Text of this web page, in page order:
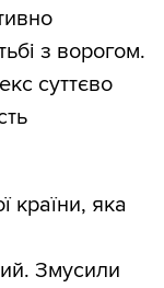
з ворогом.
суттєво
країни, яка
Змусили